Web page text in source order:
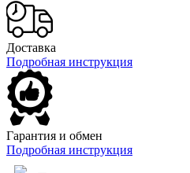
Доставка
Подробная инструкция
Гарантия и обмен
Подробная инструкция